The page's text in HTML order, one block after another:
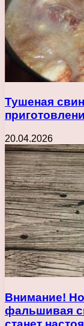
Тушеная
20.04.2026
Внимание!
фальшивая